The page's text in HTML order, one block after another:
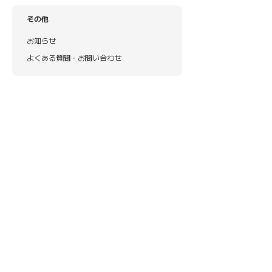
その他
お知らせ
よくある質問・お問い合わせ